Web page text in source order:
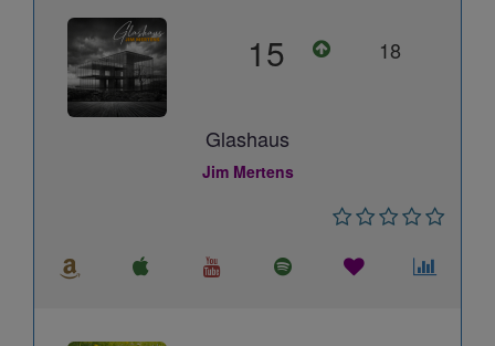
15 18
Glashaus
Jim Mertens